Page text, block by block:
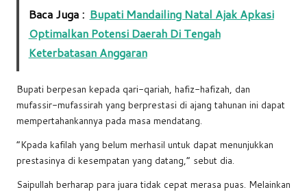
Baca Juga : Bupati Mandailing Natal Ajak Apkasi
Optimalkan Potensi Daerah Di Tengah
Keterbatasan Anggaran
Bupati berpesan kepada qari-qariah, hafiz-hafizah, dan
mufassir-mufassirah yang berprestasi di ajang tahunan ini dapat
mempertahankannya pada masa mendatang.
“Kpada kafilah yang belum merhasil untuk dapat menunjukkan
prestasinya di kesempatan yang datang,” sebut dia.
Saipullah berharap para juara tidak cepat merasa puas. Melainkan